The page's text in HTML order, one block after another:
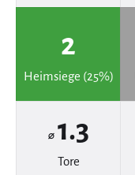
2
Heimsiege (25%)
⌀ 1.3
Tore